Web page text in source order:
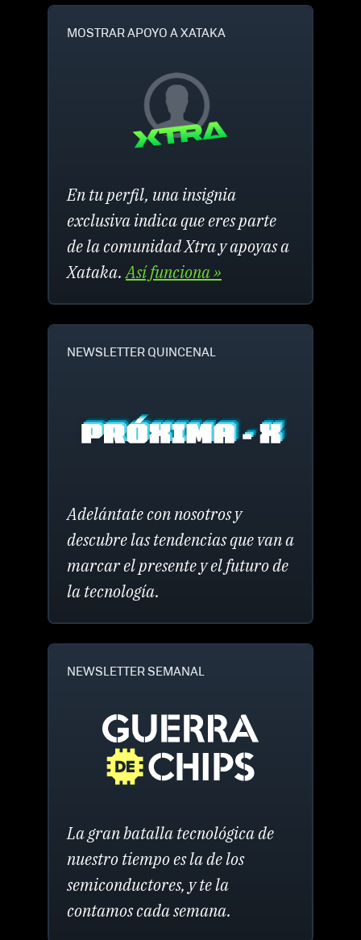
MOSTRAR APOYO A XATAKA
En tu perfil, una insignia
exclusiva indica que eres parte
de la comunidad Xtra y apoyas a
Xataka.Así funciona »
NEWSLETTER QUINCENAL
Adelántate con nosotros y
descubre las tendencias que van a
marcar el presente y el futuro de
la tecnología.
NEWSLETTER SEMANAL
La gran batalla tecnológica de
nuestro tiempo es la de los
semiconductores, y te la
contamos cada semana.